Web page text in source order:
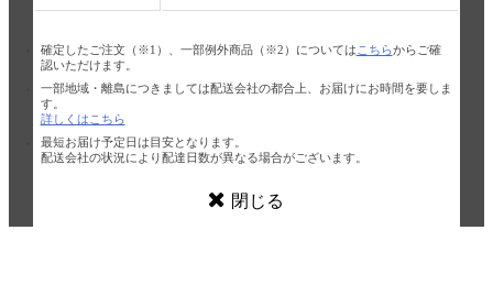
確定したご注文（※1）、一部例外商品（※2）については こちらからご確
認いただけます。
一部地域・離島につきましては配送会社の都合上、お届けにお時間を要しま
す。
詳しくはこちら
最短お届け予定日は目安となります。
配送会社の状況により配達日数が異なる場合がございます。
閉じる